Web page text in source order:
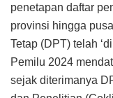
penetapan daftar
provinsi hingga
Tetap (DPT) telah
Pemilu 2024
sejak diterimanya